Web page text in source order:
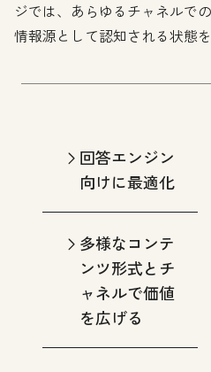
ジでは、あらゆるチャネルで
情報源として認知される状態
回答エンジン
向けに最適化
多様なコンテ
ンツ形式とチ
ャネルで価値
を広げる